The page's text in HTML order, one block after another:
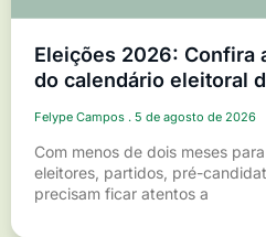
Eleições 2026: Confira
do calendário eleitoral
Felype Campos 5 de agosto de 2026
Com menos de dois meses
eleitores, partidos, pré-
precisam ficar atentos a